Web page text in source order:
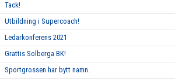
Tack!
Utbildning i Supercoach!
Ledarkonferens 2021
Grattis Solberga BK!
Sportgrossen har bytt namn.